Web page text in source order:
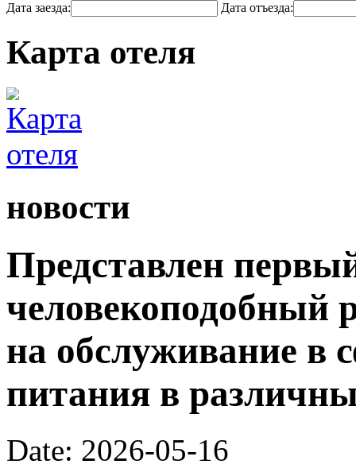
Дата заезда: Дата отъезда:
Карта отеля
новости
Представлен
человекоподобный
на обслуживание в
питания в
Date: 2026-05-16